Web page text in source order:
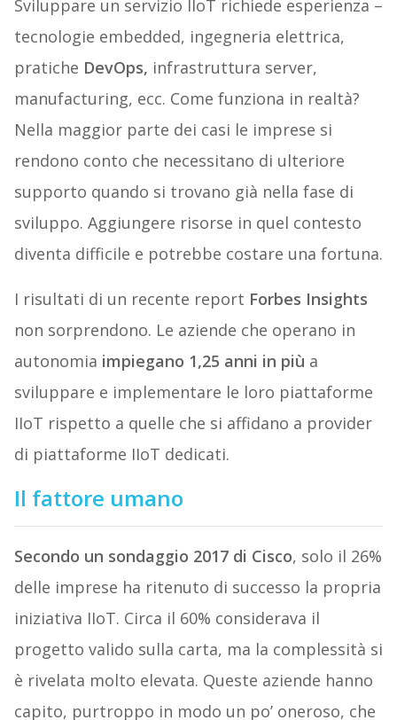
Sviluppare un servizio IIoT richiede esperienza –
tecnologie embedded, ingegneria elettrica,
pratiche DevOps, infrastruttura server,
manufacturing, ecc. Come funziona in realtà?
Nella maggior parte dei casi le imprese si
rendono conto che necessitano di ulteriore
supporto quando si trovano già nella fase di
sviluppo. Aggiungere risorse in quel contesto
diventa difficile e potrebbe costare una fortuna.
I risultati di un recente report Forbes Insights
non sorprendono. Le aziende che operano in
autonomia impiegano 1,25 anni in più a
sviluppare e implementare le loro piattaforme
IIoT rispetto a quelle che si affidano a provider
di piattaforme IIoT dedicati.
Il fattore umano
Secondo un sondaggio 2017 di Cisco, solo il 26%
delle imprese ha ritenuto di successo la propria
iniziativa IIoT. Circa il 60% considerava il
progetto valido sulla carta, ma la complessità si
è rivelata molto elevata. Queste aziende hanno
capito, purtroppo in modo un po’ oneroso, che